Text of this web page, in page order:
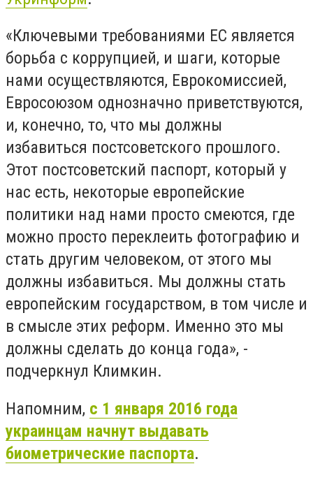
«Ключевыми требованиями ЕС является
борьба с коррупцией, и шаги, которые
нами осуществляются, Еврокомиссией,
Евросоюзом однозначно приветствуются,
и, конечно, то, что мы должны
избавиться постсоветского прошлого.
Этот постсоветский паспорт, который у
нас есть, некоторые европейские
политики над нами просто смеются, где
можно просто переклеить фотографию и
стать другим человеком, от этого мы
должны избавиться. Мы должны стать
европейским государством, в том числе и
в смысле этих реформ. Именно это мы
должны сделать до конца года», -
подчеркнул Климкин.
Напомним, с 1 января 2016 года
украинцам начнут выдавать
биометрические паспорта.